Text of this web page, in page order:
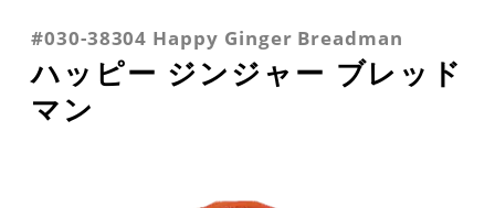
#030-38304 Happy Ginger Breadman
ハッピー ジンジャー ブレッド
マン